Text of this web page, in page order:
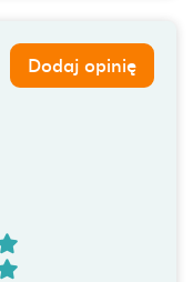
Dodaj opinię